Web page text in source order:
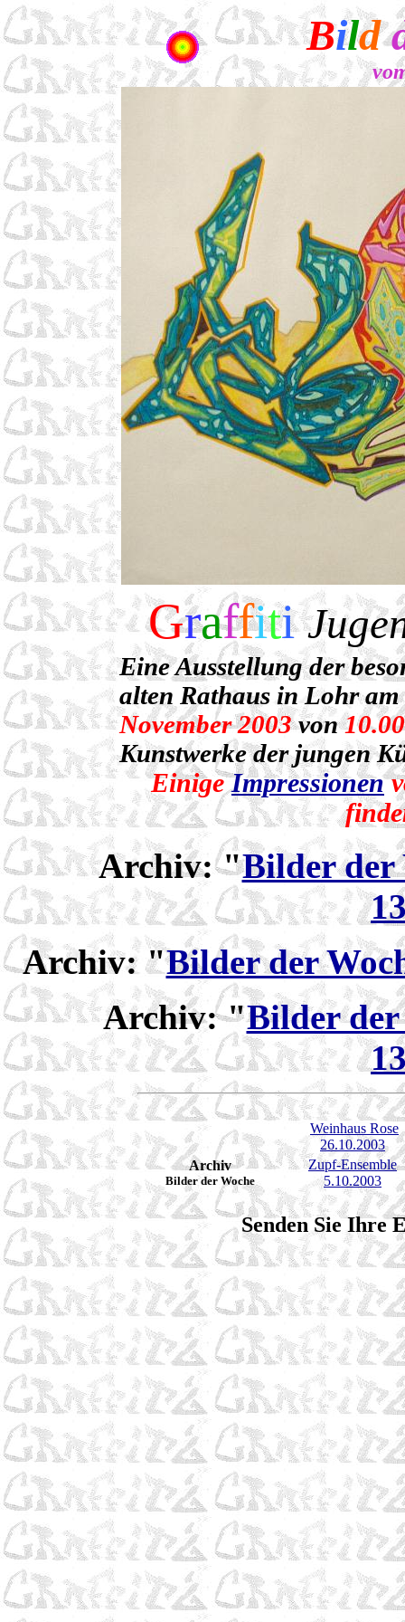
Bild
Graffiti
Eine Ausstellung der
alten Rathaus in Lohr
November 2003von
Kunstwerke der jungen
EinigeImpressionen
Archiv:"Bilder der
Archiv:"Bilder der
Archiv:"Bilder der
Weinhaus Rose
26.10.2003
Archiv
Bilder der Woche
Zupf-Ensemble
5.10.2003
Senden Sie Ihre